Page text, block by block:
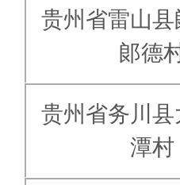
贵州省雷山县
郞德
贵州省务川
潭村